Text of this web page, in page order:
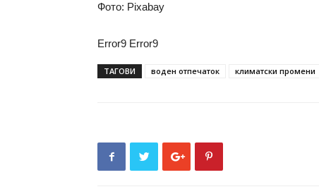
Фото: Pixabay
Error9 Error9
ТАГОВИ воден отпечаток климатски промени